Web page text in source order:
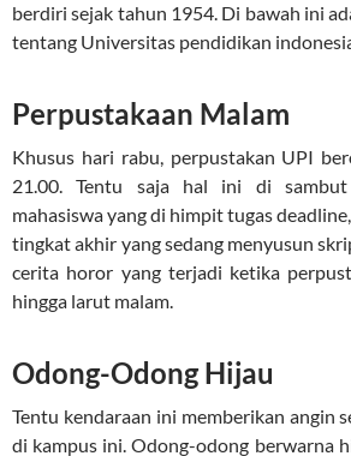
berdiri sejak tahun 1954. Di bawah ini
tentang Universitas pendidikan
Perpustakaan Malam
Khusus hari rabu, perpustakan UPI
21.00. Tentu saja hal ini di
mahasiswa yang di himpit tugas
tingkat akhir yang sedang menyusun
cerita horor yang terjadi ketika
hingga larut malam.
Odong-Odong Hijau
Tentu kendaraan ini memberikan angin
di kampus ini. Odong-odong berwarna